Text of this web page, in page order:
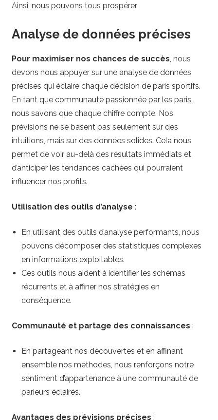
Ainsi, nous pouvons tous prospérer.
Analyse de données précises
Pour maximiser nos chances de succès, nous
devons nous appuyer sur une analyse de données
précises qui éclaire chaque décision de paris sportifs.
En tant que communauté passionnée par les paris,
nous savons que chaque chiffre compte. Nos
prévisions ne se basent pas seulement sur des
intuitions, mais sur des données solides. Cela nous
permet de voir au-delà des résultats immédiats et
d’anticiper les tendances cachées qui pourraient
influencer nos profits.
Utilisation des outils d’analyse :
En utilisant des outils d’analyse performants, nous
pouvons décomposer des statistiques complexes
en informations exploitables.
Ces outils nous aident à identifier les schémas
récurrents et à affiner nos stratégies en
conséquence.
Communauté et partage des connaissances :
En partageant nos découvertes et en affinant
ensemble nos méthodes, nous renforçons notre
sentiment d’appartenance à une communauté de
parieurs éclairés.
Avantages des prévisions précises :